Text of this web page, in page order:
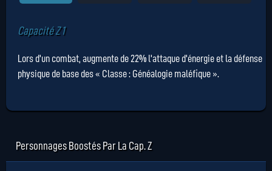
Capacité Z 1
Lors d'un combat, augmente de 22% l'attaque d'énergie et la défense
physique de base des « Classe : Généalogie maléfique ».
Personnages Boostés Par La Cap. Z